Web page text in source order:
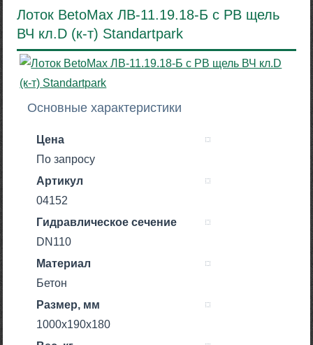
Лоток BetoMax ЛВ-11.19.18-Б с РВ щель
ВЧ кл.D (к-т) Standartpark
Основные характеристики
Цена
По запросу
Артикул
04152
Гидравлическое сечение
DN110
Материал
Бетон
Размер, мм
1000x190x180